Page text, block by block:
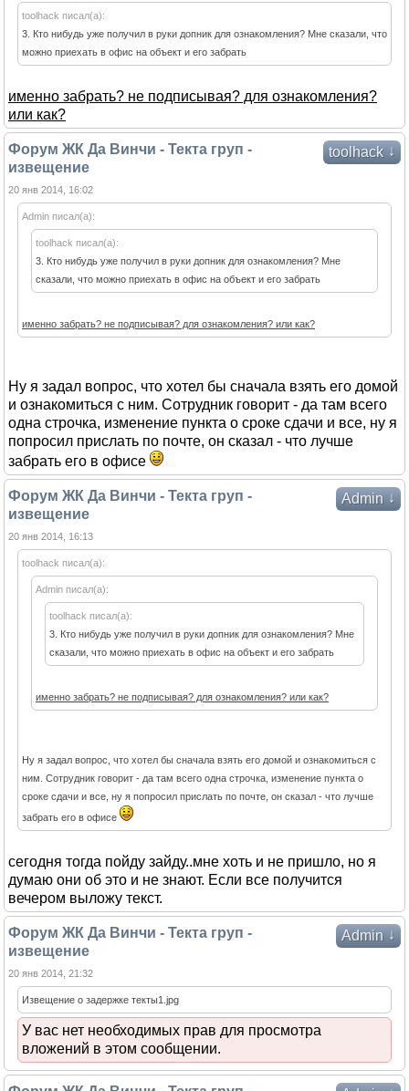
toolhack писал(а):
3. Кто нибудь уже получил в руки допник для ознакомления? Мне сказали, что
можно приехать в офис на объект и его забрать
именно забрать? не подписывая? для ознакомления?
или как?
toolhack ↓
Форум ЖК Да Винчи - Текта груп -
извещение
20 янв 2014, 16:02
Admin писал(а):
toolhack писал(а):
3. Кто нибудь уже получил в руки допник для ознакомления? Мне
сказали, что можно приехать в офис на объект и его забрать
именно забрать? не подписывая? для ознакомления? или как?
Ну я задал вопрос, что хотел бы сначала взять его домой
и ознакомиться с ним. Сотрудник говорит - да там всего
одна строчка, изменение пункта о сроке сдачи и все, ну я
попросил прислать по почте, он сказал - что лучше
забрать его в офисе
Admin ↓
Форум ЖК Да Винчи - Текта груп -
извещение
20 янв 2014, 16:13
toolhack писал(а):
Admin писал(а):
toolhack писал(а):
3. Кто нибудь уже получил в руки допник для ознакомления? Мне
сказали, что можно приехать в офис на объект и его забрать
именно забрать? не подписывая? для ознакомления? или как?
Ну я задал вопрос, что хотел бы сначала взять его домой и ознакомиться с
ним. Сотрудник говорит - да там всего одна строчка, изменение пункта о
сроке сдачи и все, ну я попросил прислать по почте, он сказал - что лучше
забрать его в офисе
сегодня тогда пойду зайду..мне хоть и не пришло, но я
думаю они об это и не знают. Если все получится
вечером выложу текст.
Admin ↓
Форум ЖК Да Винчи - Текта груп -
извещение
20 янв 2014, 21:32
Извещение о задержке текты1.jpg
У вас нет необходимых прав для просмотра
вложений в этом сообщении.